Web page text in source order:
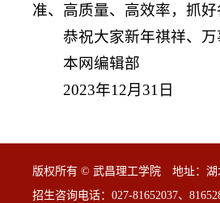
准、高质量、高效率，抓
恭祝大家新年祺祥、万
本网编辑部
2023年12月31日
版权所有 © 武昌理工学院 地址：湖
招生咨询电话：027-81652037、